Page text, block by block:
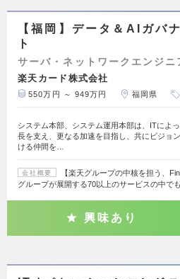
【福岡】データ＆AIガバ
ト
サーバ・ネットワークエンジニ
楽天カード株式会社
550万円 ～ 949万円 福岡県
システム本部、システム運用本部は、ITによ
長を支え、更なる加速を目指し、共にビジョ
ける仲間を…
会社概要
【楽天グループの中核を担う、
グループが展開する70以上のサービスの中で
興味あり